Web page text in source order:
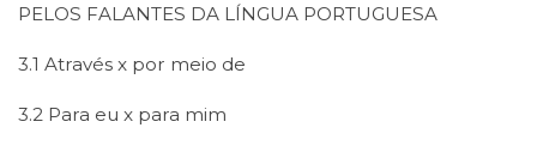
PELOS FALANTES DA LÍNGUA PORTUGUESA
3.1 Através x por meio de
3.2 Para eu x para mim